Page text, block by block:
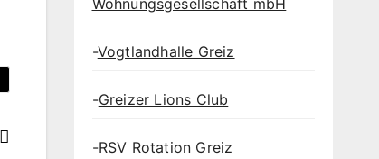
Wohnungsgesellschaft mbH
-Vogtlandhalle Greiz
-Greizer Lions Club
-RSV Rotation Greiz